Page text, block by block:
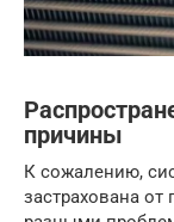
причины
К сожалению,
застрахована